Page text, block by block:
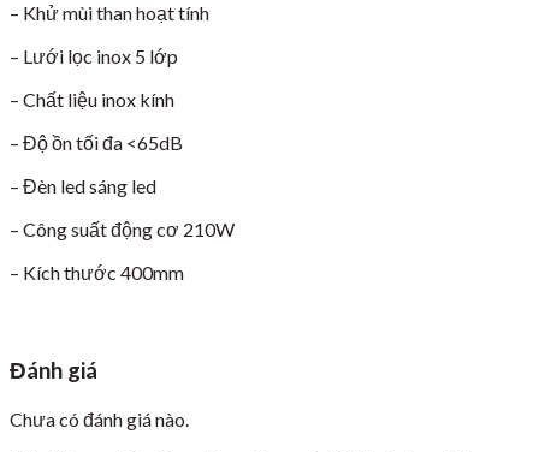
– Khử mùi than hoạt tính
– Lưới lọc inox 5 lớp
– Chất liệu inox kính
– Độ ồn tối đa <65dB
– Đèn led sáng led
– Công suất động cơ 210W
– Kích thước 400mm
Đánh giá
Chưa có đánh giá nào.